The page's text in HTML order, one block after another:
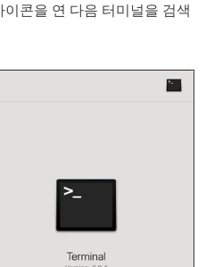
이콘을 연 다음 터미널을 검색